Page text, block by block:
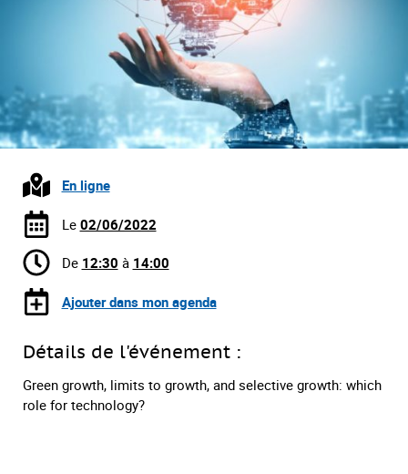
En ligne
Le 02/06/2022
De 12:30 à 14:00
Ajouter dans mon agenda
Détails de l'événement :
Green growth, limits to growth, and selective growth: which
role for technology?